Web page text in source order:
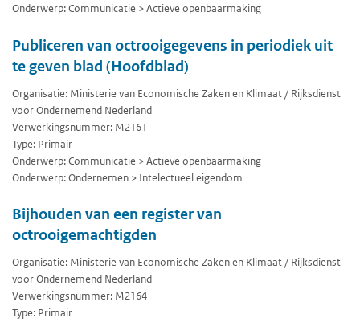
Onderwerp: Communicatie > Actieve openbaarmaking
Publiceren van octrooigegevens in periodiek uit
te geven blad (Hoofdblad)
Organisatie: Ministerie van Economische Zaken en Klimaat / Rijksdienst
voor Ondernemend Nederland
Verwerkingsnummer: M2161
Type: Primair
Onderwerp: Communicatie > Actieve openbaarmaking
Onderwerp: Ondernemen > Intelectueel eigendom
Bijhouden van een register van
octrooigemachtigden
Organisatie: Ministerie van Economische Zaken en Klimaat / Rijksdienst
voor Ondernemend Nederland
Verwerkingsnummer: M2164
Type: Primair